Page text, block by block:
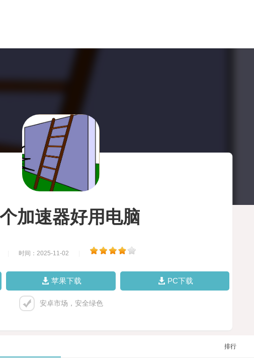
加速器好用电脑
时间：2025-11-02
苹果下载 PC下载
安卓市场，安全绿色
排行